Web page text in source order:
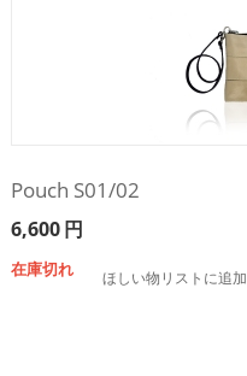
Pouch S01/02
6,600円
在庫切れ ほしい物リストに追加